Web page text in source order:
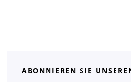
ABONNIEREN SIE